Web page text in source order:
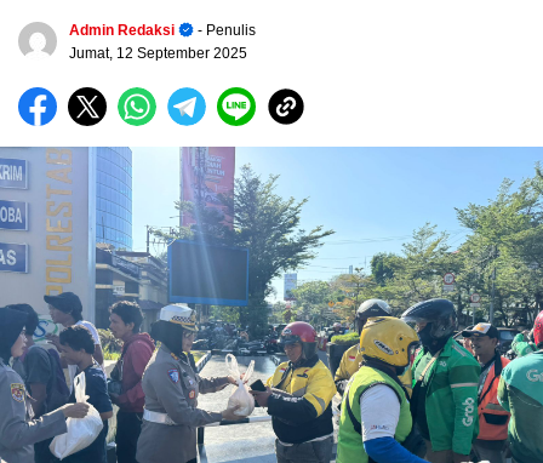
Admin Redaksi
- Penulis
Jumat, 12 September 2025